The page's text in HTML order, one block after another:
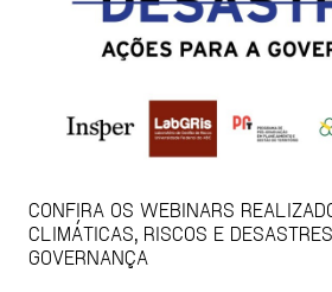
CONFIRA OS WEBINARS
CLIMÁTICAS, RISCOS E
GOVERNANÇA